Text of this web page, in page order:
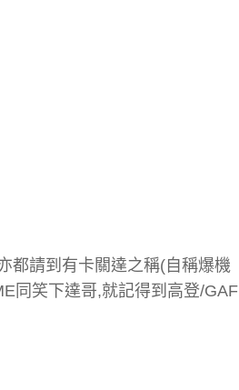
都請到有卡關達之稱(自稱爆機
同笑下達哥,就記得到高登/GAF